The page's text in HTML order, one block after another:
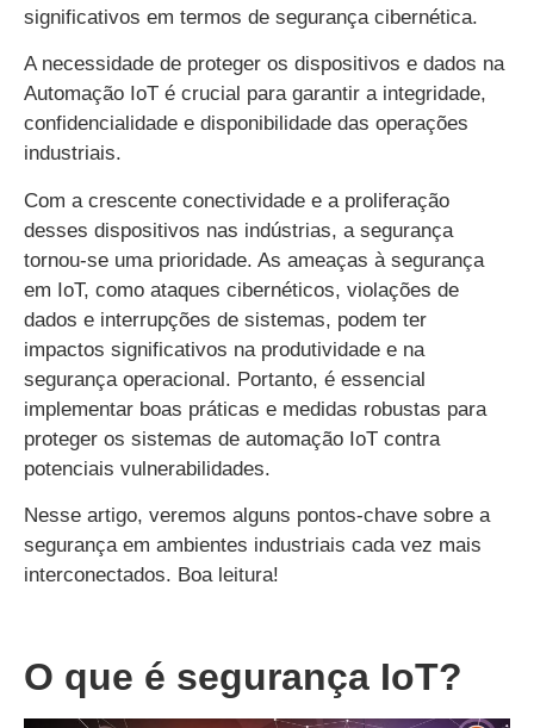
significativos em termos de segurança cibernética.
A necessidade de proteger os dispositivos e dados na
Automação IoT é crucial para garantir a integridade,
confidencialidade e disponibilidade das operações
industriais.
Com a crescente conectividade e a proliferação
desses dispositivos nas indústrias, a segurança
tornou-se uma prioridade. As ameaças à segurança
em IoT, como ataques cibernéticos, violações de
dados e interrupções de sistemas, podem ter
impactos significativos na produtividade e na
segurança operacional. Portanto, é essencial
implementar boas práticas e medidas robustas para
proteger os sistemas de automação IoT contra
potenciais vulnerabilidades.
Nesse artigo, veremos alguns pontos-chave sobre a
segurança em ambientes industriais cada vez mais
interconectados. Boa leitura!
O que é segurança IoT?